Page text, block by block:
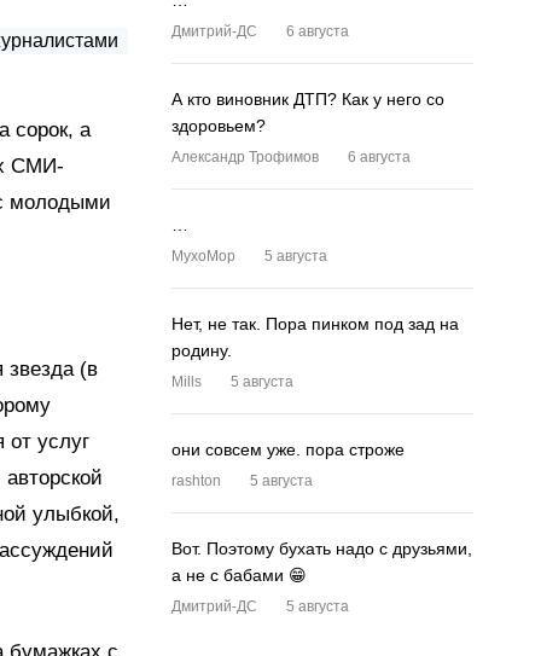
сорок, а
СМИ-
молодыми
(в
от услуг
улыбкой,
бумажках с
Дмитрий-ДС 6 августа
А кто виновник ДТП? Как у него со
здоровьем?
Александр Трофимов 6 августа
MyxoMop 5 августа
Нет, не так. Пора пинком под зад на
родину.
Mills 5 августа
они совсем уже. пора строже
rashton 5 августа
Вот. Поэтому бухать надо с друзьями,
а не с бабами 😁
Дмитрий-ДС 5 августа